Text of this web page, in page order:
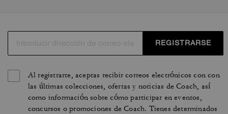
REGISTRARSE
Al registrarte, aceptas recibir correos electrónicos con con
las últimas colecciones, ofertas y noticias de Coach, así
como información sobre cómo participar en eventos,
concursos o promociones de Coach. Tienes determinados